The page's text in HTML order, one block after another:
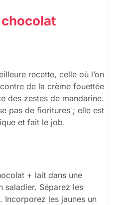
recette, celle où l’on
de la crème fouettée
des zestes de mandarine.
pas de fioritures ; elle est
et fait le job.
+ lait dans une
saladier. Séparez les
Incorporez les jaunes un